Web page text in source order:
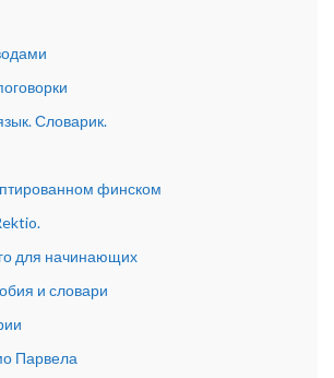
Словарик.
финском
для начинающих
и словари
Парвела